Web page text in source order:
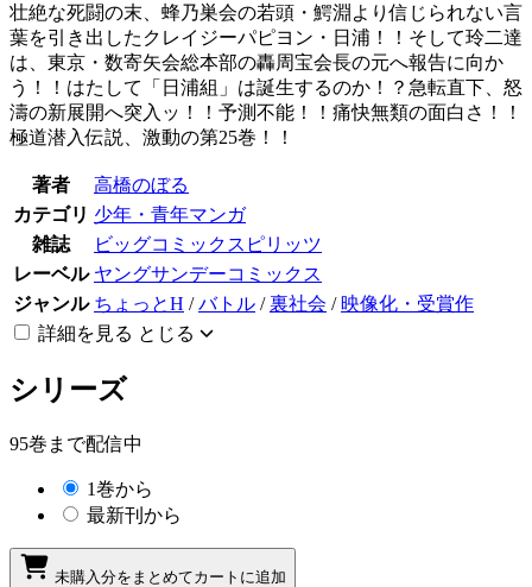
壮絶な死闘の末、蜂乃巣会の若頭・鰐淵より信じられない言
葉を引き出したクレイジーパピヨン・日浦！！そして玲二達
は、東京・数寄矢会総本部の轟周宝会長の元へ報告に向か
う！！はたして「日浦組」は誕生するのか！？急転直下、怒
濤の新展開へ突入ッ！！予測不能！！痛快無類の面白さ！！
極道潜入伝説、激動の第25巻！！
著者
高橋のぼる
カテゴリ 少年・青年マンガ
雑誌
ビッグコミックスピリッツ
レーベル ヤングサンデーコミックス
ジャンル ちょっとH /バトル /裏社会 / 映像化・受賞作
詳細を見る とじる
シリーズ
95巻まで配信中
1巻から
最新刊から
未購入分をまとめてカートに追加